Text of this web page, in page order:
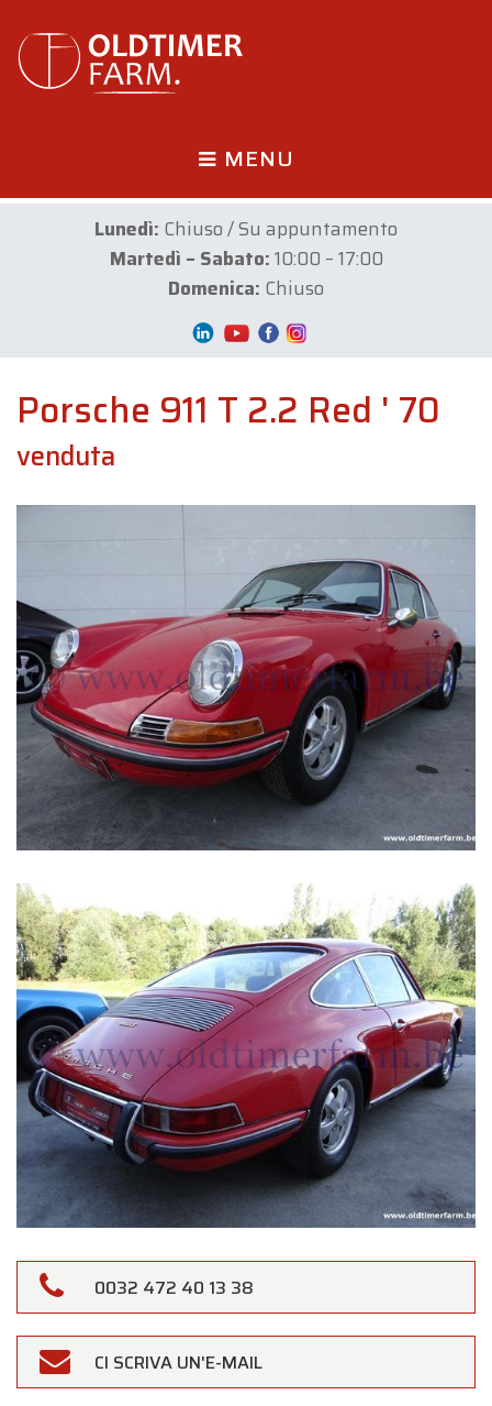
MENU
Lunedì: Chiuso / Su appuntamento
Martedì – Sabato:10:00 – 17:00
Domenica: Chiuso
Porsche 911 T 2.2 Red ' 70
venduta
0032 472 40 13 38
CI SCRIVA UN'E-MAIL